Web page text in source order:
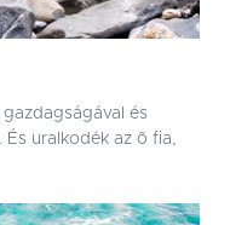
és
uralkodék az õ fia,